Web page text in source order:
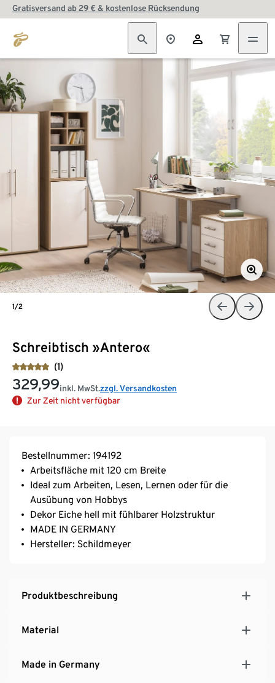
Gratisversand ab 29 € & kostenlose Rücksendung
Schreibtisch »Antero«
(1)
329,99inkl. MwSt.zzgl. Versandkosten
Zur Zeit nicht verfügbar
1/2
Bestellnummer: 194192
Arbeitsfläche mit 120 cm Breite
Ideal zum Arbeiten, Lesen, Lernen oder für die
Ausübung von Hobbys
Dekor Eiche hell mit fühlbarer Holzstruktur
MADE IN GERMANY
Hersteller: Schildmeyer
Produktbeschreibung
Material
Made in Germany